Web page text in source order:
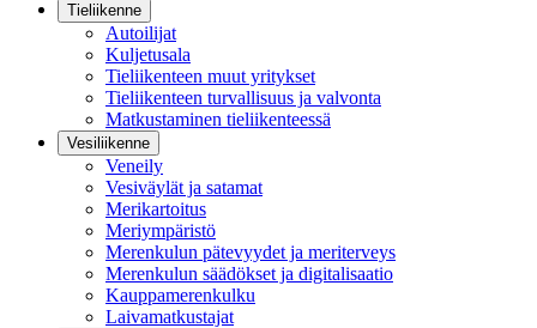
Tieliikenne
Autoilijat
Kuljetusala
Tieliikenteen muut yritykset
Tieliikenteen turvallisuus ja valvonta
Matkustaminen tieliikenteessä
Vesiliikenne
Veneily
Vesiväylät ja satamat
Merikartoitus
Meriympäristö
Merenkulun pätevyydet ja meriterveys
Merenkulun säädökset ja digitalisaatio
Kauppamerenkulku
Laivamatkustajat